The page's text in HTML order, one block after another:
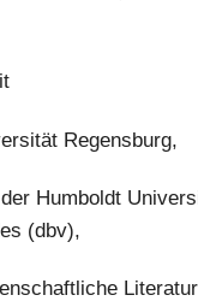
Regensburg,
Humboldt
(dbv),